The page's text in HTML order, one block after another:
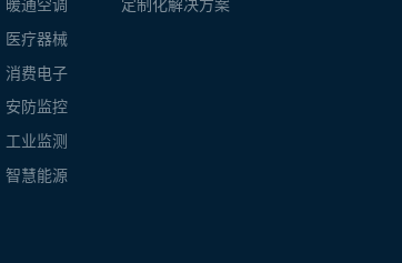
暖通空调
医疗器械
消费电子
安防监控
工业监测
智慧能源
定制化解决方案